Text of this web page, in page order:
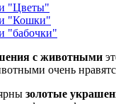
"Цветы"
"Кошки"
"бабочки"
с животными
очень
золотые